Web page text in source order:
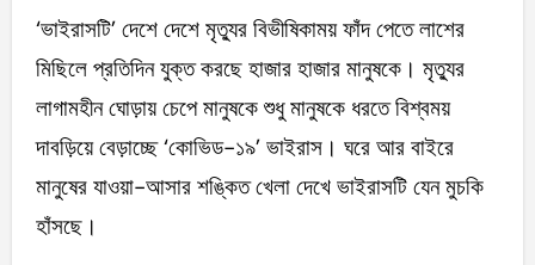
‘ভাইরাসটি’ দেশে দেশে মৃত্যুর বিভীষিকাময় ফাঁদ পেতে লাশের
মিছিলে প্রতিদিন যুক্ত করছে হাজার হাজার মানুষকে। মৃত্যুর
লাগামহীন ঘোড়ায় চেপে মানুষকে শুধু মানুষকে ধরতে বিশ্বময়
দাবড়িয়ে বেড়াচ্ছে ‘কোভিড-১৯’ ভাইরাস। ঘরে আর বাইরে
মানুষের যাওয়া-আসার শঙ্কিত খেলা দেখে ভাইরাসটি যেন মুচকি
হাঁসছে।